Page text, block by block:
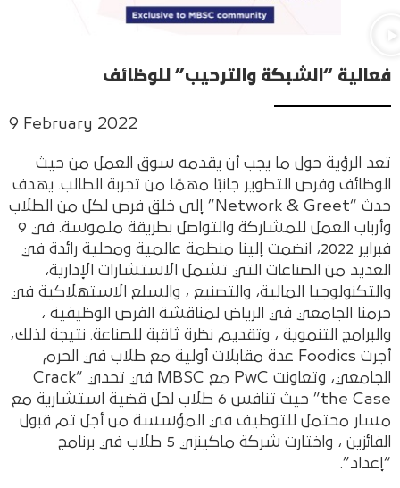
فعالية “الشبكة والترحيب” للوظائف
9 February 2022
تعد الرؤية حول ما يجب أن يقدمه سوق العمل من حيث
الوظائف وفرص التطوير جانبًا مهمًا من تجربة الطالب. يهدف
حدث “Network & Greet” إلى خلق فرص لكل من الطلاب
وأرباب العمل للمشاركة والتواصل بطريقة ملموسة. في 9
فبراير 2022، انضمت إلينا منظمة عالمية ومحلية رائدة في
العديد من الصناعات التي تشمل الاستشارات الإدارية،
والتكنولوجيا المالية، والتصنيع ، والسلع الاستهلاكية في
حرمنا الجامعي في الرياض لمناقشة الفرص الوظيفية ،
والبرامج التنموية ، وتقديم نظرة ثاقبة للصناعة. نتيجة لذلك،
أجرت Foodics عدة مقابلات أولية مع طلاب في الحرم
الجامعي، وتعاونت PwC مع MBSC في تحدي “Crack
the Case” حيث تنافس 6 طلاب لحل قضية استشارية مع
مسار محتمل للتوظيف في المؤسسة من أجل تم قبول
الفائزين ، واختارت شركة ماكينزي 5 طلاب في برنامج
“إعداد”.